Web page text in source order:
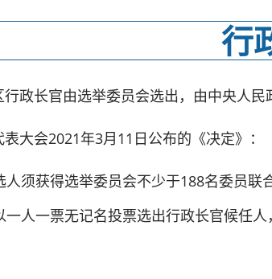
行
政长官由选举委员会选出，由中央人民
大会2021年3月11日公布的《决定》：
人须获得选举委员会不少于188名委员联
一人一票无记名投票选出行政长官候任